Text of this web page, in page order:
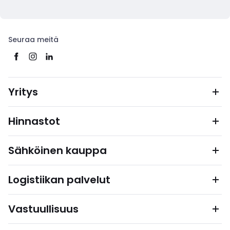
Seuraa meitä
Yritys
Hinnastot
Sähköinen kauppa
Logistiikan palvelut
Vastuullisuus